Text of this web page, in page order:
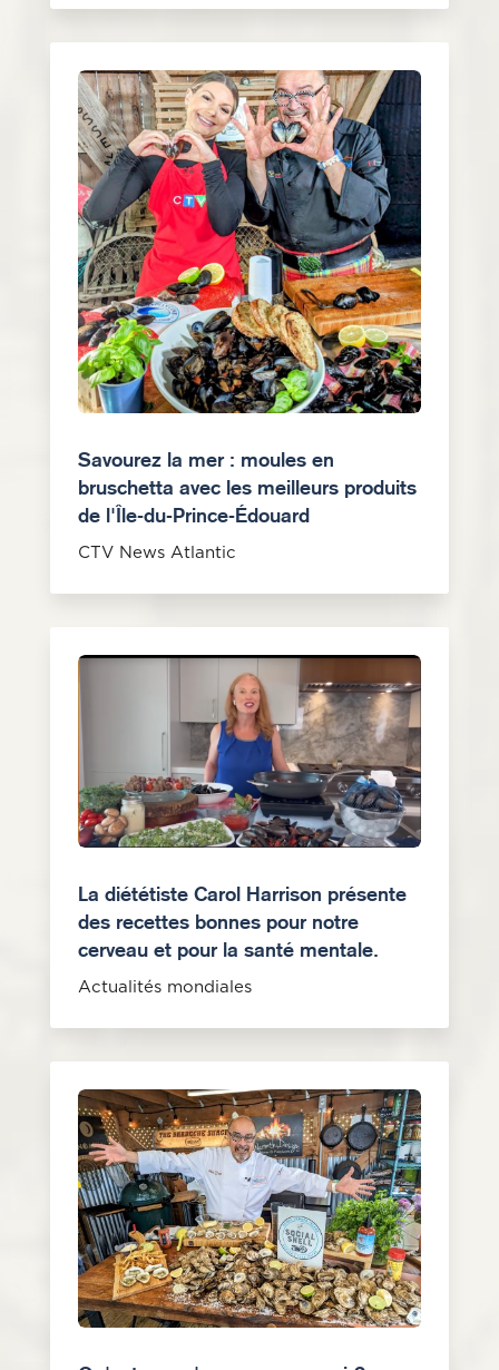
Savourez la mer : moules en
bruschetta avec les meilleurs produits
de l'Île-du-Prince-Édouard
CTV News Atlantic
La diététiste Carol Harrison présente
des recettes bonnes pour notre
cerveau et pour la santé mentale.
Actualités mondiales